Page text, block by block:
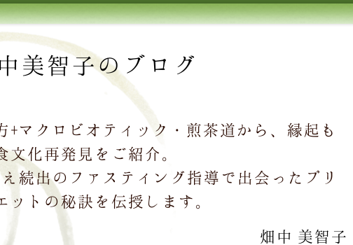
美智子のブログ
+マクロビオティック・煎茶道から、縁起も
化再発見をご紹介。
え続出のファスティング指導で出会ったプリ
トの秘訣を伝授します。
畑中 美智子